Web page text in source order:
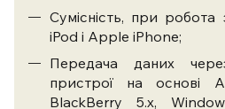
Сумісність, при
iPod і Apple iPhone;
Передача даних
пристрої на основі
BlackBerry 5.x,